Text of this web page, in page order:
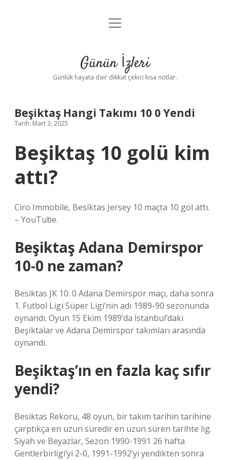
Anasayfa
Yasal Uyarı
menüyü
Günün İzleri
Günlük hayata dair dikkat çekici kısa notlar.
Beşiktaş Hangi Takımı 10 0 Yendi
Tarih: Mart 3, 2025
Beşiktaş 10 golü kim
attı?
Ciro Immobile, Besiktas Jersey 10 maçta 10 gol attı.
– YouTube.
Beşiktaş Adana Demirspor
10-0 ne zaman?
Besiktas JK 10: 0 Adana Demirspor maçı, daha sonra
1. Futbol Ligi Süper Ligi’nin adı 1989-90 sezonunda
oynandı. Oyun 15 Ekim 1989’da İstanbul’daki
Beşiktalar ve Adana Demirspor takımları arasında
oynandı.
Beşiktaş’ın en fazla kaç sıfır
yendi?
Besiktas Rekoru, 48 oyun, bir takım tarihin tarihine
çarptıkça en uzun süredir en uzun süren tarihte lig.
Siyah ve Beyazlar, Sezon 1990-1991 26 hafta
Gentlerbirligi’yi 2-0, 1991-1992’yi yendikten sonra